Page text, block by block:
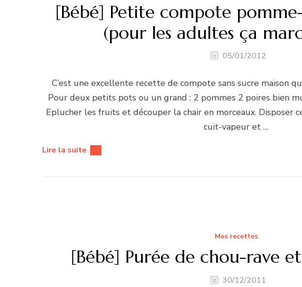
[Bébé] Petite compote
(pour les adultes ça
05/01/2012
C’est une excellente recette de compote sans sucre maison
Pour deux petits pots ou un grand : 2 pommes 2 poires bien
Eplucher les fruits et découper la chair en morceaux. Disposer
cuit-vapeur et …
Lire la suite
Mes recettes
[Bébé] Purée de chou-rave
30/12/2011